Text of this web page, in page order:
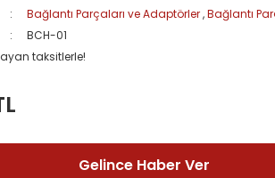
Bağlantı Parçaları ve Adaptörler,Bağlantı
BCH-01
taksitlerle!
Gelince Haber Ver